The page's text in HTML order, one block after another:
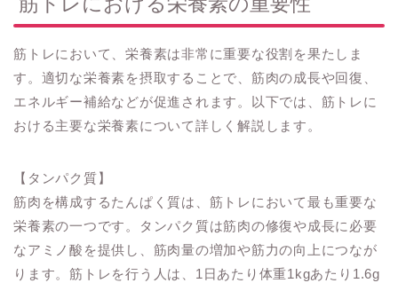
筋トレにおいて、栄養素は非常に重要な役割を果たしま
す。適切な栄養素を摂取することで、筋肉の成長や回復、
エネルギー補給などが促進されます。以下では、筋トレに
おける主要な栄養素について詳しく解説します。
【タンパク質】
筋肉を構成するたんぱく質は、筋トレにおいて最も重要な
栄養素の一つです。タンパク質は筋肉の修復や成長に必要
なアミノ酸を提供し、筋肉量の増加や筋力の向上につなが
ります。筋トレを行う人は、1日あたり体重1kgあたり1.6g